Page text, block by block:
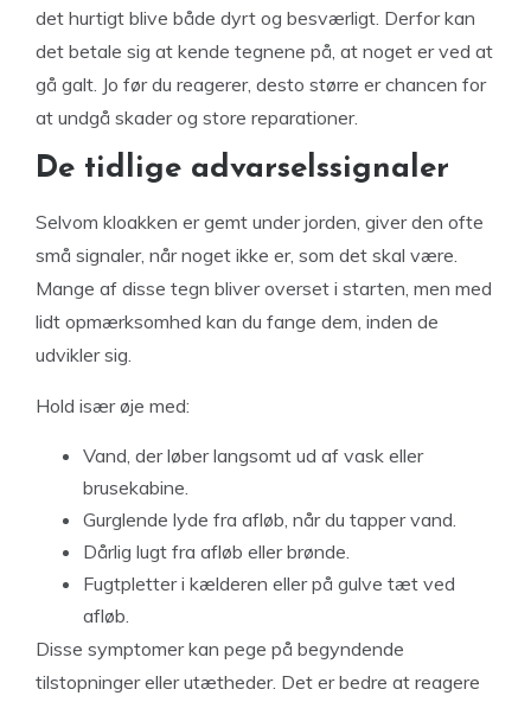
det hurtigt blive både dyrt og besværligt. Derfor kan
det betale sig at kende tegnene på, at noget er ved at
gå galt. Jo før du reagerer, desto større er chancen for
at undgå skader og store reparationer.
De tidlige advarselssignaler
Selvom kloakken er gemt under jorden, giver den ofte
små signaler, når noget ikke er, som det skal være.
Mange af disse tegn bliver overset i starten, men med
lidt opmærksomhed kan du fange dem, inden de
udvikler sig.
Hold især øje med:
Vand, der løber langsomt ud af vask eller
brusekabine.
Gurglende lyde fra afløb, når du tapper vand.
Dårlig lugt fra afløb eller brønde.
Fugtpletter i kælderen eller på gulve tæt ved
afløb.
Disse symptomer kan pege på begyndende
tilstopninger eller utætheder. Det er bedre at reagere